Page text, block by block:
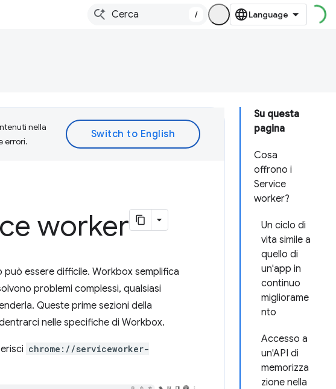
/
Su questa
pagina
Cosa
offrono i
Service
worker?
Un ciclo di
vita simile a
quello di
un'app in
continuo
migliorame
nto
Accesso a
un'API di
memorizza
zione nella
nella
errori.
worker
essere difficile. Workbox semplifica
problemi complessi, qualsiasi
Queste prime sezioni della
nelle specifiche di Workbox.
chrome://serviceworker-